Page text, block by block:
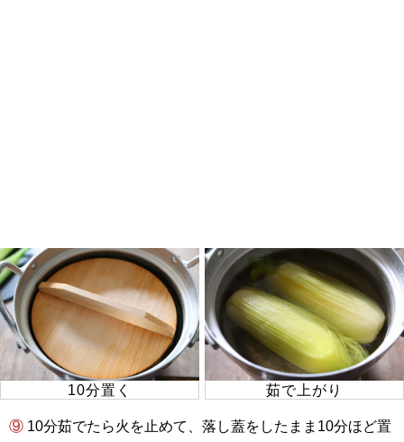
10分置く 茹で上がり
⑨ 10分茹でたら火を止めて、落し蓋をしたまま10分ほど置